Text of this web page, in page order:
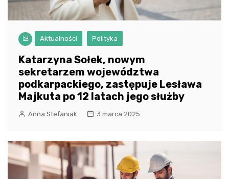
Aktualności Polityka
Katarzyna Sołek, nowym
sekretarzem województwa
podkarpackiego, zastępuje Lesława
Majkuta po 12 latach jego służby
Anna Stefaniak 3 marca 2025